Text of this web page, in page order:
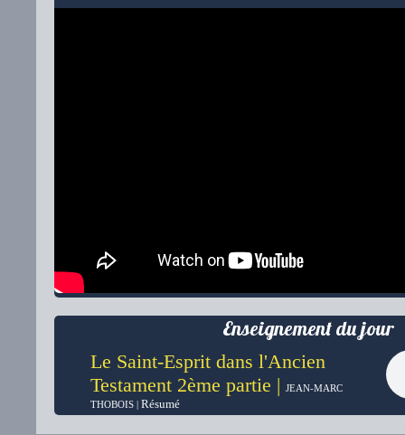
Enseignement du jour
Le Saint-Esprit dans l'Ancien
Testament 2ème partie | JEAN-MARC
THOBOIS | Résumé